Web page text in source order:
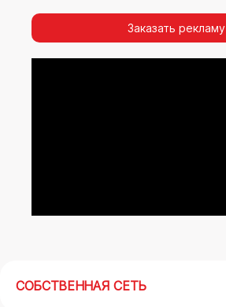
Заказать рекламу
СОБСТВЕННАЯ СЕТЬ